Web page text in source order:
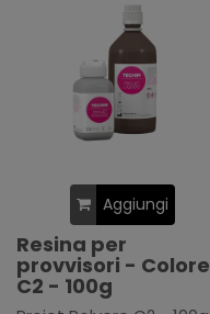
Aggiungi
Resina per
provvisori - Colore
C2 - 100g